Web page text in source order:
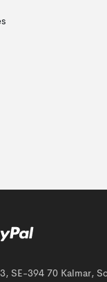
SE-394 70 Kalmar,